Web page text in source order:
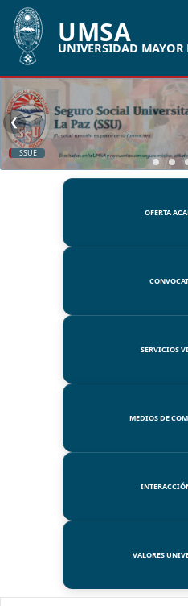
UMSA
UNIVERSIDAD MAYOR
SSUE
❮
OFERTA
SERVICIOS
MEDIOS DE
VALORES